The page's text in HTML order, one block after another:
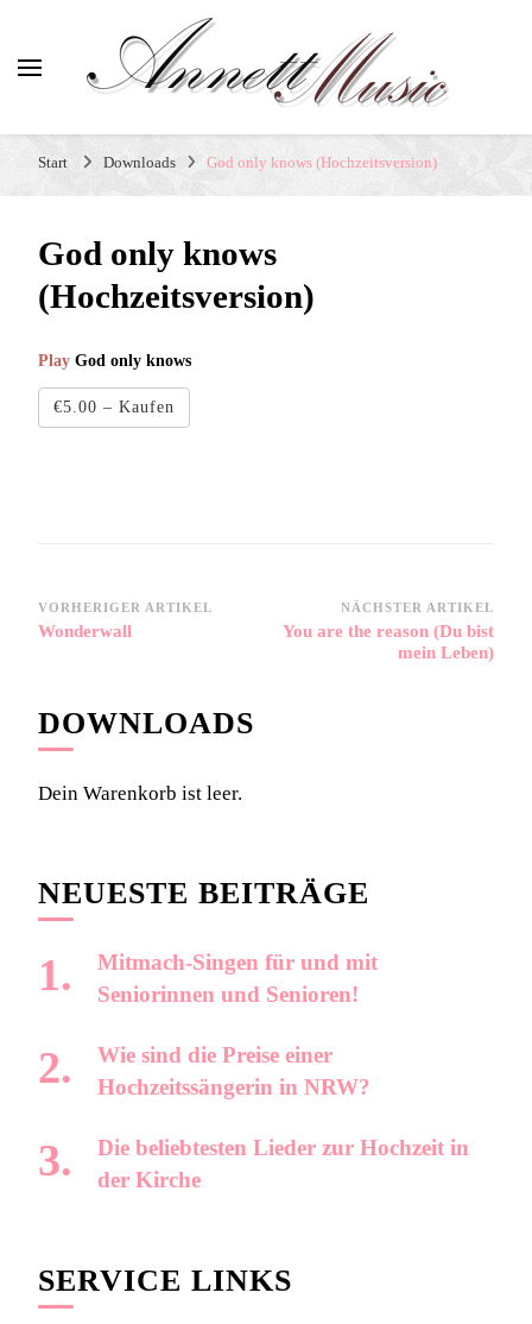
Hochzeitssängerin Annett
Professionelle Sängerin für Hochzeiten, Geburtstage
und Beerdigungen
Start Downloads God only knows (Hochzeitsversion)
God only knows
(Hochzeitsversion)
Play God only knows
€5.00 – Kaufen
Beitragsnavigation
VORHERIGER ARTIKEL
Wonderwall
NÄCHSTER ARTIKEL
You are the reason (Du bist
mein Leben)
DOWNLOADS
Dein Warenkorb ist leer.
NEUESTE BEITRÄGE
Mitmach-Singen für und mit
Seniorinnen und Senioren!
Wie sind die Preise einer
Hochzeitssängerin in NRW?
Die beliebtesten Lieder zur Hochzeit in
der Kirche
SERVICE LINKS